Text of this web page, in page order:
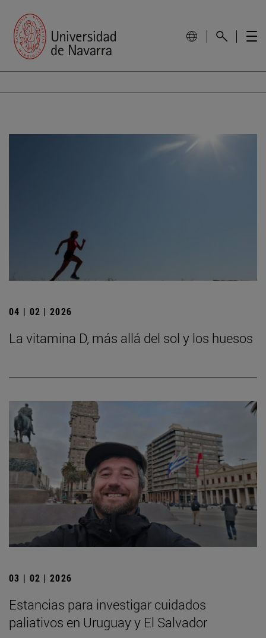
04 | 02 | 2026
La vitamina D, más allá del sol y los huesos
03 | 02 | 2026
Estancias para investigar cuidados
paliativos en Uruguay y El Salvador